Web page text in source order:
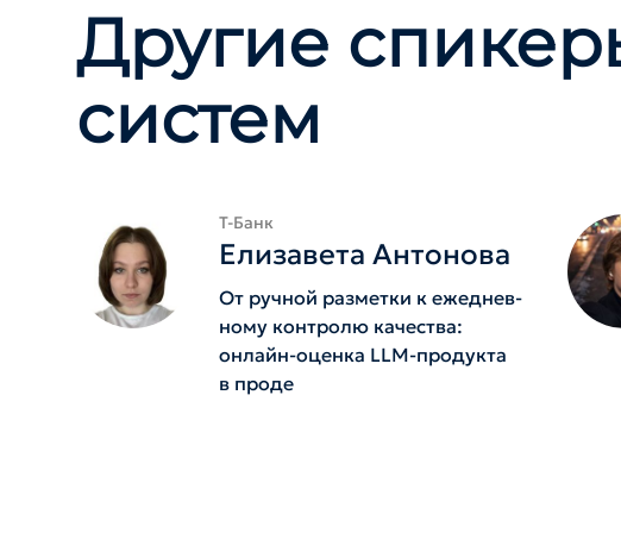
Другие
систем
Т-Банк
Елизавета Антонова
От ручной разметки к ежеднев­
ному контролю качества:
онлайн-оценка LLM-продукта
в проде